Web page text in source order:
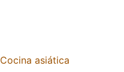
Cocina asiática